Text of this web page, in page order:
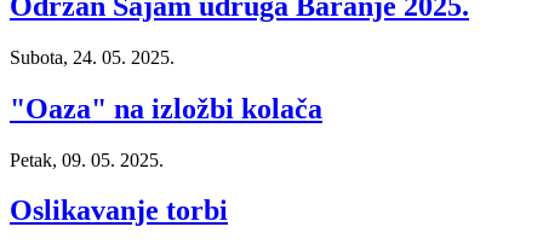
Subota, 24. 05. 2025.
"Oaza" na izložbi kolača
Petak, 09. 05. 2025.
Oslikavanje torbi